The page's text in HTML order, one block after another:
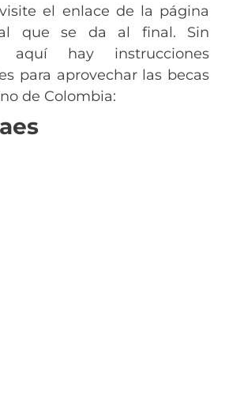
el enlace de la página
que se da al final. Sin
aquí hay instrucciones
para aprovechar las becas
de Colombia: